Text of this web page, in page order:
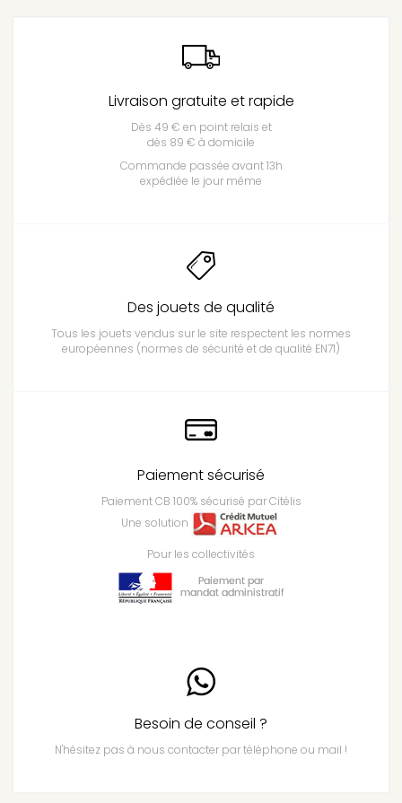
Livraison gratuite et rapide
Dès 49 € en point relais et
dès 89 € à domicile
Commande passée avant 13h
expédiée le jour même
Des jouets de qualité
Tous les jouets vendus sur le site respectent les normes
européennes (normes de sécurité et de qualité EN71)
Paiement sécurisé
Paiement CB 100% sécurisé par Citélis
Une solution
Pour les collectivités
Besoin de conseil ?
N'hésitez pas à nous contacter par téléphone ou mail !